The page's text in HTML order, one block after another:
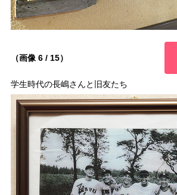
（画像 6 / 15）
学生時代の長嶋さんと旧友たち